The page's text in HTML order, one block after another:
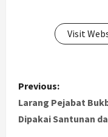
Visit
P
o
Previous:
Larang Pejabat
Dipakai Santunan